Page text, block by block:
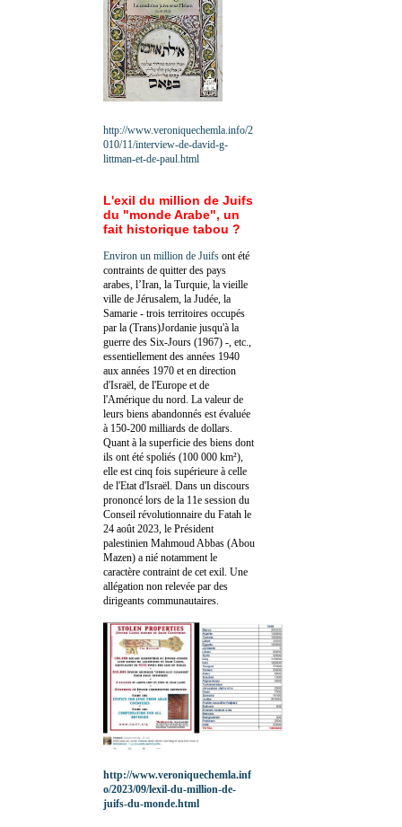
http://www.veroniquechemla.info/2
010/11/interview-de-david-g-
littman-et-de-paul.html
L'exil du million de Juifs
du "monde Arabe", un
fait historique tabou ?
Environ un million de Juifs ont été
contraints de quitter des pays
arabes, l’Iran, la Turquie, la vieille
ville de Jérusalem, la Judée, la
Samarie - trois territoires occupés
par la (Trans)Jordanie jusqu'à la
guerre des Six-Jours (1967) -, etc.,
essentiellement des années 1940
aux années 1970 et en direction
d'Israël, de l'Europe et de
l'Amérique du nord. La valeur de
leurs biens abandonnés est évaluée
à 150-200 milliards de dollars.
Quant à la superficie des biens dont
ils ont été spoliés (100 000 km²),
elle est cinq fois supérieure à celle
de l'Etat d'Israël. Dans un discours
prononcé lors de la 11e session du
Conseil révolutionnaire du Fatah le
24 août 2023, le Président
palestinien Mahmoud Abbas (Abou
Mazen) a nié notamment le
caractère contraint de cet exil. Une
allégation non relevée par des
dirigeants communautaires.
http://www.veroniquechemla.inf
o/2023/09/lexil-du-million-de-
juifs-du-monde.html